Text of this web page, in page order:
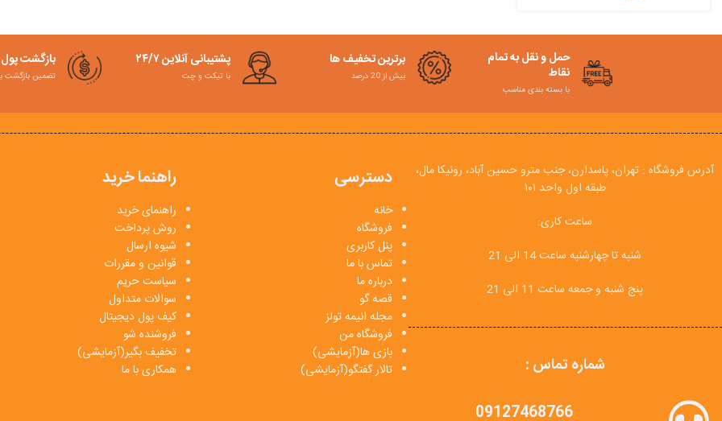
حمل و نقل به تمام
نقاط
با بسته بندی مناسب
برترین تخفیف ها
بیش از 20 درصد
پشتیبانی آنلاین ۲۴/۷
با تیکت و چت
بازگشت پول
تضمین بازگشت به
آدرس فروشگاه : تهران، پاسدارن، جنب مترو حسین آباد، رونیکا مال،
طبقه اول واحد ۱۰۱
ساعت کاری:
شنبه تا چهارشنبه ساعت 14 الی 21
پنج شنبه و جمعه ساعت 11 الی 21
شماره تماس :
09127468766
دسترسی
خانه
فروشگاه
پنل کاربری
تماس با ما
درباره ما
قصه گو
مجله انیمه تولز
فروشگاه من
بازی ها(آزمایشی)
تالار گفتگو(آزمایشی)
راهنما خرید
راهنمای خرید
روش پرداخت
شیوه ارسال
قوانین و مقررات
سیاست حریم
سوالات متداول
کیف پول دیجیتال
فروشنده شو
تخفیف بگیر(آزمایشی)
همکاری با ما